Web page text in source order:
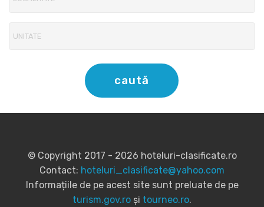
caută
© Copyright 2017 - 2026 hoteluri-clasificate.ro
Contact: hoteluri_clasificate@yahoo.com
Informațiile de pe acest site sunt preluate de pe
turism.gov.ro și tourneo.ro.